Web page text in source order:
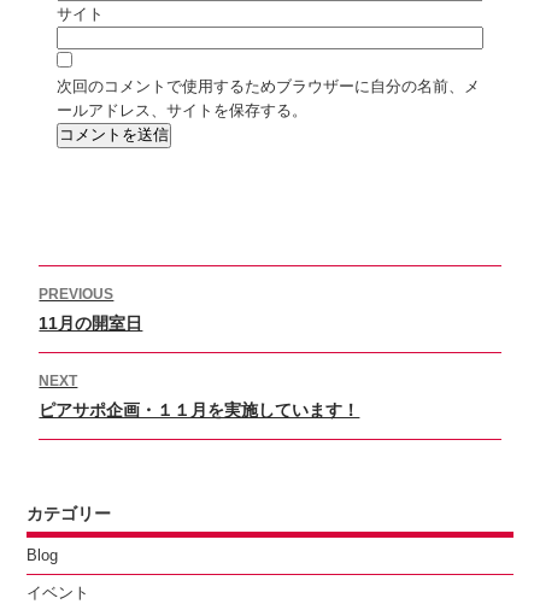
サイト
次回のコメントで使用するためブラウザーに自分の名前、メ
ールアドレス、サイトを保存する。
稿
ナ
ビ
ゲ
シ
ョ
PREVIOUS
Previous
post:
11月の開室日
NEXT
Next
post:
ピアサポ企画・１１月を実施しています！
カテゴリー
Blog
イベント